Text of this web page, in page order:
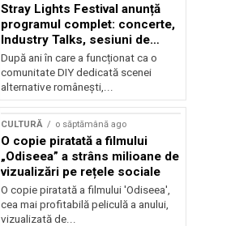
Stray Lights Festival anunță
programul complet: concerte,
Industry Talks, sesiuni de
audiție și noi opțiuni de
participare pentru public
După ani în care a funcționat ca o
comunitate DIY dedicată scenei
alternative românești,...
CULTURĂ o săptămână ago
O copie piratată a filmului
„Odiseea” a strâns milioane de
vizualizări pe rețele sociale
O copie piratată a filmului 'Odiseea',
cea mai profitabilă peliculă a anului,
vizualizată de...